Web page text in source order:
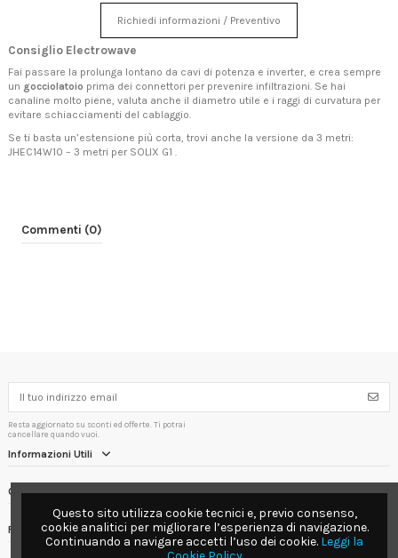
Richiedi informazioni / Preventivo
Consiglio Electrowave
Fai passare la prolunga lontano da cavi di potenza e inverter, e crea sempre
un gocciolatoio prima dei connettori per prevenire infiltrazioni. Se hai
canaline molto piene, valuta anche il diametro utile e i raggi di curvatura per
evitare schiacciamenti del cablaggio.
Se ti basta un’estensione più corta, trovi anche la versione da 3 metri:
JHEC14W10 – 3 metri per SOLIX G1 .
Commenti (0)
Resta aggiornato su sconti ed offerte. Ti potrai
cancellare quando vuoi.
Informazioni Utili
Contact us
Follow us
Questo sito utilizza cookie tecnici e, previo consenso,
cookie analitici per migliorare l’esperienza di navigazione.
Continuando a navigare accetti l’uso dei cookie. Leggi la